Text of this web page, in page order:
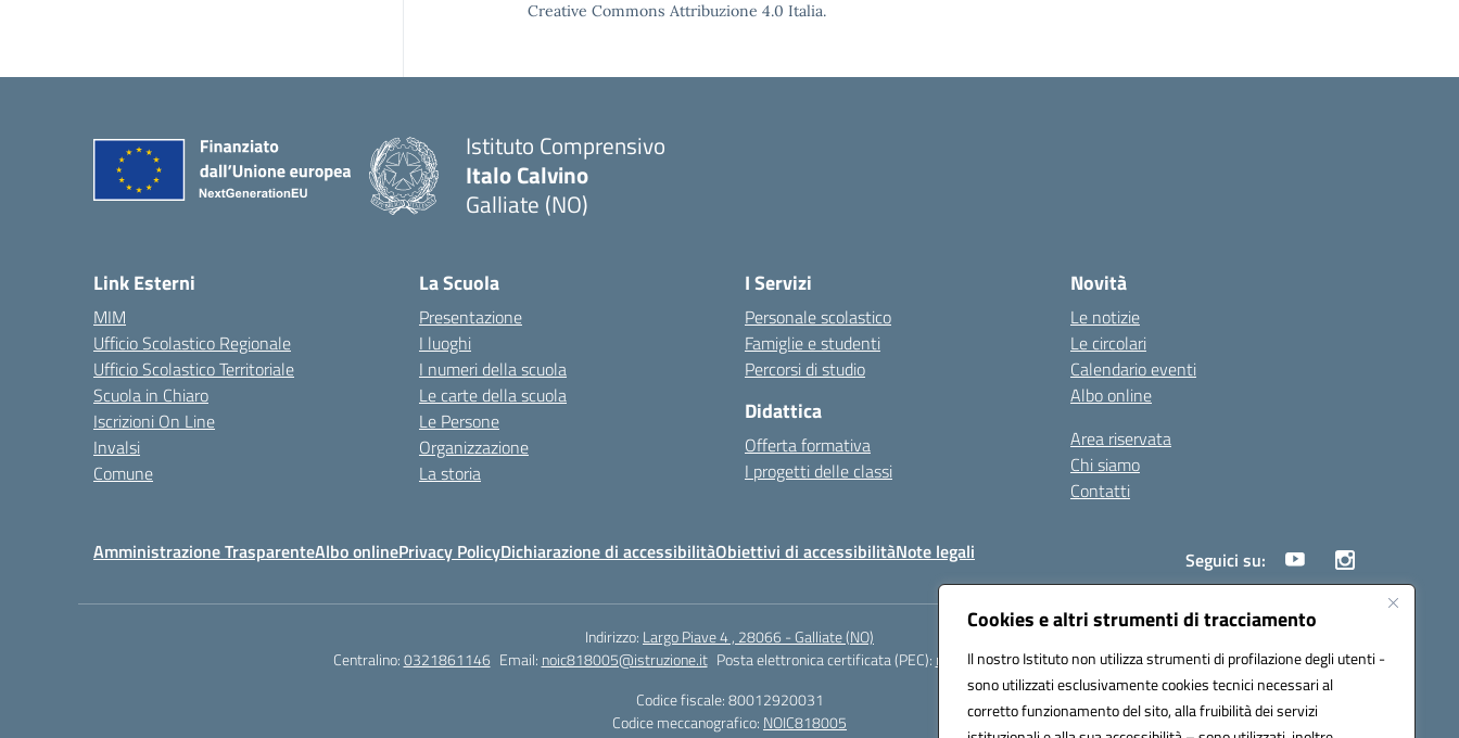
Cookies e altri strumenti di tracciamento
Il nostro Istituto non utilizza strumenti di profilazione degli utenti -
sono utilizzati esclusivamente cookies tecnici necessari al
corretto funzionamento del sito, alla fruibilità dei servizi
Creative Commons Attribuzione 4.0 Italia.
Istituto Comprensivo
Italo Calvino
Galliate (NO)
Link Esterni
MIM
Ufficio Scolastico Regionale
Ufficio Scolastico Territoriale
Scuola in Chiaro
Iscrizioni On Line
Invalsi
Comune
La Scuola
Presentazione
I luoghi
I numeri della scuola
Le carte della scuola
Le Persone
Organizzazione
La storia
I Servizi
Personale scolastico
Famiglie e studenti
Percorsi di studio
Didattica
Offerta formativa
I progetti delle classi
Novità
Le notizie
Le circolari
Calendario eventi
Albo online
Area riservata
Chi siamo
Contatti
Amministrazione TrasparenteAlbo onlinePrivacy PolicyDichiarazione di accessibilitàObiettivi di accessibilitàNote legali Seguici su:
Indirizzo: Largo Piave 4 , 28066 - Galliate (NO)
Centralino:0321861146 Email: noic818005@istruzione.it Posta elettronica certificata (PEC): noic818005@pec.istruzione.it
Codice fiscale: 80012920031
Codice meccanografico: NOIC818005